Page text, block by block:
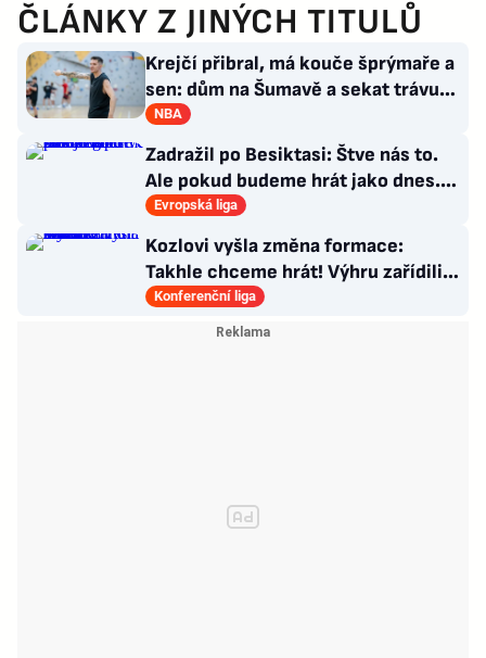
ČLÁNKY Z JINÝCH TITULŮ
Krejčí přibral, má kouče šprýmaře a
sen: dům na Šumavě a sekat trávu
jako Forrest Gump
NBA
Zadražil po Besiktasi: Štve nás to.
Ale pokud budeme hrát jako dnes...
Co se stalo u gólu?
Evropská liga
Kozlovi vyšla změna formace:
Takhle chceme hrát! Výhru zařídili
sváteční hlavičkáři
Konferenční liga